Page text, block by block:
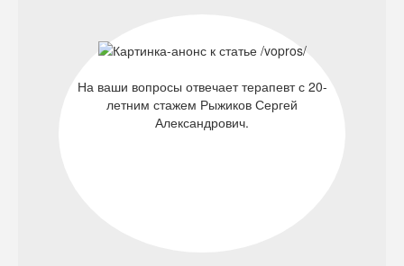
На ваши вопросы отвечает терапевт с 20-
летним стажем Рыжиков Сергей
Александрович.